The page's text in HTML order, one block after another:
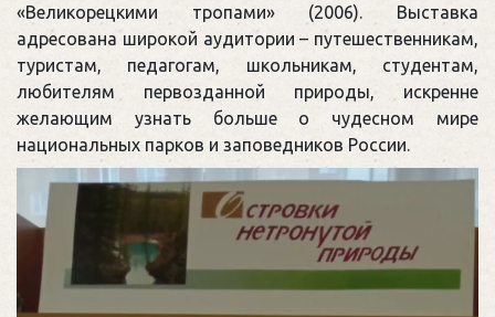
«Великорецкими тропами» (2006). Выставка
адресована широкой аудитории – путешественникам,
туристам, педагогам, школьникам, студентам,
любителям первозданной природы, искренне
желающим узнать больше о чудесном мире
национальных парков и заповедников России.